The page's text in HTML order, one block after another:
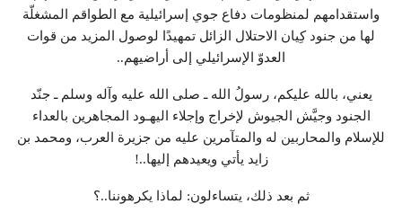
واستقدامهم لمنظومات دفاع جوي إسرائيلية مع الطواقم المشغلّة
لها من جنود كِيان الاحتلال الزائل تمهيدًا لوصول المزيد من قوات
العدوّ الإسرائيلي إلى أراضيهم..
يعني، بالله عليكم، رسولُ الله ـ صلى الله عليه وآله وسلم ـ جنّد
الجنود وجيَّش الجيوش لإخراج وإجلاء اليهـود المجاهرين بالعداء
للإسلام والمحاربين له والمتآمرين عليه من جزيرة العرب، ومحمد بن
زايد يأتي ويعيدهم إليها..!
ثم بعد ذلك، يتساءلون: لماذا يكرهوننا..؟